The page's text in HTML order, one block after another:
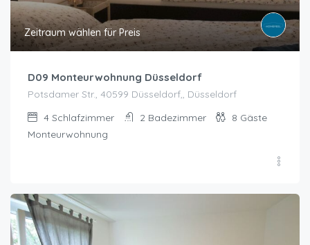
Zeitraum wählen für Preis
D09 Monteurwohnung Düsseldorf
Potsdamer Str., 40599 Düsseldorf,, Düsseldorf
4 Schlafzimmer 2 Badezimmer 8 Gäste
Monteurwohnung